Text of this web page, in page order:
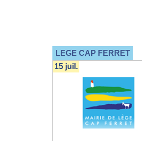
LEGE CAP FERRET
15 juil.